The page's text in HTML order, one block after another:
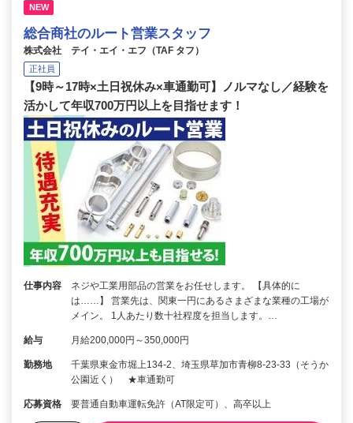
NEW
総合商社のルート営業スタッフ
株式会社 テイ・エイ・エフ（TAF タフ）
正社員
【9時～17時×土日祝休み×車通勤可】ノルマなし／経験を
活かして年収700万円以上を目指せます！
仕事内容
ネジや工業用部品の営業をお任せします。 【具体的に
は……】 営業先は、関東一円にあるさまざまな業種の工場が
メイン。 1人あたり数十社程度を担当します。…
給与 月給200,000円～350,000円
勤務地
千葉県東金市堀上134-2、埼玉県草加市青柳8-23-33（そうか
公園近く） ★車通勤可
応募資格 要普通自動車運転免許（AT限定可）、高卒以上